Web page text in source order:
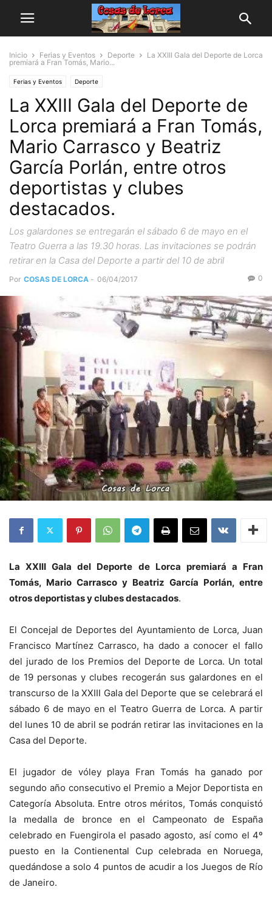
Inicio Ferias y Eventos Deporte
La XXIII Gala del Deporte de Lorca
premiará a Fran Tomás, Mario...
Ferias y Eventos Deporte
La XXIII Gala del Deporte de
Lorca premiará a Fran Tomás,
Mario Carrasco y Beatriz
García Porlán, entre otros
deportistas y clubes
destacados.
Los galardones se entregarán el sábado 6 de mayo en el
Teatro Guerra a las 19.30 horas. Las invitaciones se podrán
retirar en la Casa del Deporte a partir del 10 de abril
Por COSAS DE LORCA - 06/04/2017 0
La XXIII Gala del Deporte de Lorca premiará a Fran
Tomás, Mario Carrasco y Beatriz García Porlán, entre
otros deportistas y clubes destacados.
El Concejal de Deportes del Ayuntamiento de Lorca, Juan
Francisco Martínez Carrasco, ha dado a conocer el fallo
del jurado de los Premios del Deporte de Lorca. Un total
de 19 personas y clubes recogerán sus galardones en el
transcurso de la XXIII Gala del Deporte que se celebrará el
sábado 6 de mayo en el Teatro Guerra de Lorca. A partir
del lunes 10 de abril se podrán retirar las invitaciones en la
Casa del Deporte.
El jugador de vóley playa Fran Tomás ha ganado por
segundo año consecutivo el Premio a Mejor Deportista en
Categoría Absoluta. Entre otros méritos, Tomás conquistó
la medalla de bronce en el Campeonato de España
celebrado en Fuengirola el pasado agosto, así como el 4º
puesto en la Contienental Cup celebrada en Noruega,
quedándose a solo 4 puntos de acudir a los Juegos de Río
de Janeiro.